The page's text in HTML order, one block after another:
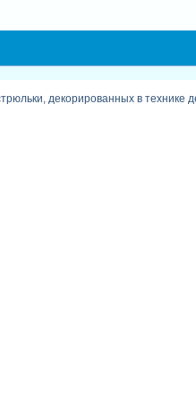
декорированных в технике